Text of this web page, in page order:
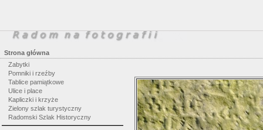
Strona główna
Zabytki
Pomniki i rzeźby
Tablice pamiątkowe
Ulice i place
Kapliczki i krzyże
Zielony szlak turystyczny
Radomski Szlak Historyczny